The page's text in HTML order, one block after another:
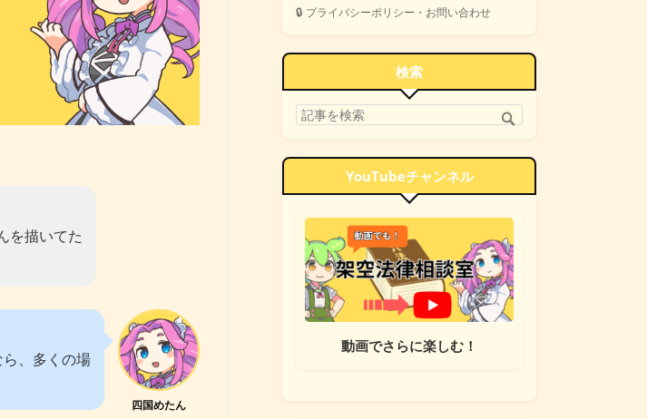
を描いてた
四国めたん
、多くの場
🔒 プライバシーポリシー・お問い合わせ
検索
YouTubeチャンネル
動画でさらに楽しむ！